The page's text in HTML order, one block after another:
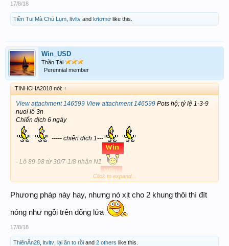
17/8/18
Tiền Tui Mà Chú Lụm ltvltv and lơtơmơ like this.
Win_USD
Thần Tài
Perennial member
TINHCHA2018 nói: ↑
View attachment 146599 View attachment 146599 Pots hộ; tỷ lệ 1-3-9
nuoi lô 3n
Chiến dịch 6 ngày
----- chiến dịch 1---
- Lô 89-98 từ 30/7-1/8 nhận N1
- lô 37-73. Từ 2/8 -4/8 nhận N1
Click to expand...
Phương pháp này hay, nhưng nó xịt cho 2 khung thôi thì đít
nóng như ngồi trên đống lửa
17/8/18
ThiênÂn28 ltvltv lại ăn to rồi and 2 others like this.